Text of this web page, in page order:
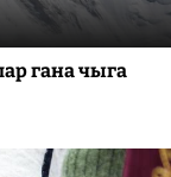
гана чыга